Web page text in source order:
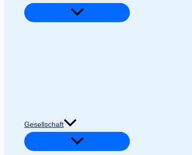
Gesellschaft